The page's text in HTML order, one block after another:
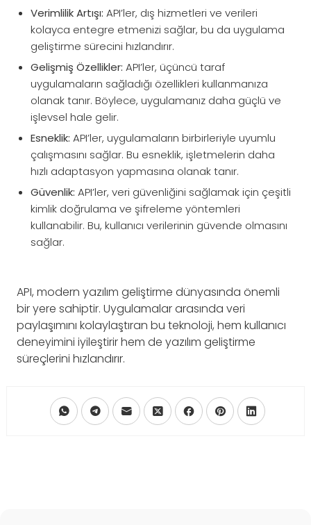
Verimlilik Artışı: API’ler, dış hizmetleri ve verileri
kolayca entegre etmenizi sağlar, bu da uygulama
geliştirme sürecini hızlandırır.
Gelişmiş Özellikler: API’ler, üçüncü taraf
uygulamaların sağladığı özellikleri kullanmanıza
olanak tanır. Böylece, uygulamanız daha güçlü ve
işlevsel hale gelir.
Esneklik: API’ler, uygulamaların birbirleriyle uyumlu
çalışmasını sağlar. Bu esneklik, işletmelerin daha
hızlı adaptasyon yapmasına olanak tanır.
Güvenlik: API’ler, veri güvenliğini sağlamak için çeşitli
kimlik doğrulama ve şifreleme yöntemleri
kullanabilir. Bu, kullanıcı verilerinin güvende olmasını
sağlar.
API, modern yazılım geliştirme dünyasında önemli
bir yere sahiptir. Uygulamalar arasında veri
paylaşımını kolaylaştıran bu teknoloji, hem kullanıcı
deneyimini iyileştirir hem de yazılım geliştirme
süreçlerini hızlandırır.